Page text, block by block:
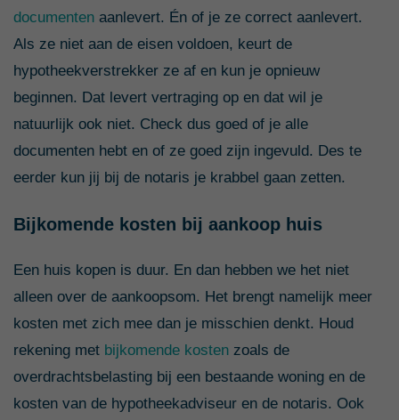
documenten aanlevert. Én of je ze correct aanlevert.
Als ze niet aan de eisen voldoen, keurt de
hypotheekverstrekker ze af en kun je opnieuw
beginnen. Dat levert vertraging op en dat wil je
natuurlijk ook niet. Check dus goed of je alle
documenten hebt en of ze goed zijn ingevuld. Des te
eerder kun jij bij de notaris je krabbel gaan zetten.
Bijkomende kosten bij aankoop huis
Een huis kopen is duur. En dan hebben we het niet
alleen over de aankoopsom. Het brengt namelijk meer
kosten met zich mee dan je misschien denkt. Houd
rekening met bijkomende kosten zoals de
overdrachtsbelasting bij een bestaande woning en de
kosten van de hypotheekadviseur en de notaris. Ook